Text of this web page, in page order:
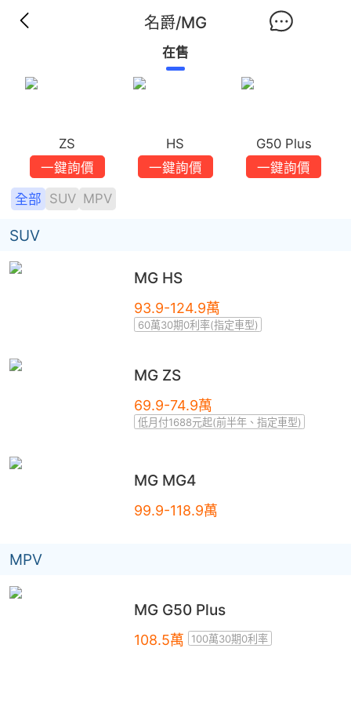
名爵/MG
在售
ZS
一鍵詢價
HS
一鍵詢價
G50 Plus
一鍵詢價
全部 SUV MPV
SUV
MG HS
93.9-124.9萬
60萬30期0利率(指定車型)
MG ZS
69.9-74.9萬
低月付1688元起(前半年、指定車型)
MG MG4
99.9-118.9萬
MPV
MG G50 Plus
108.5萬 100萬30期0利率